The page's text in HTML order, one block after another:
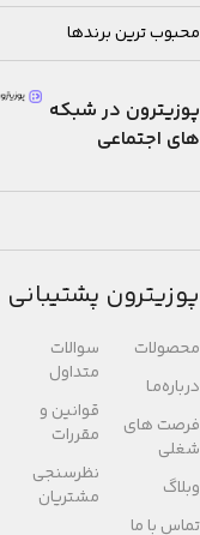
محبوب ترین برندها
پوزیترون در شبکه
های اجتماعی
پوزیترون
محصولات
درباره‌مـا
فرصت های
شغلی
وبلاگ
تماس با ما
پشتیبانی
سوالات
متداول
قوانین و
مقررات
نظرسنجی
مشتریان